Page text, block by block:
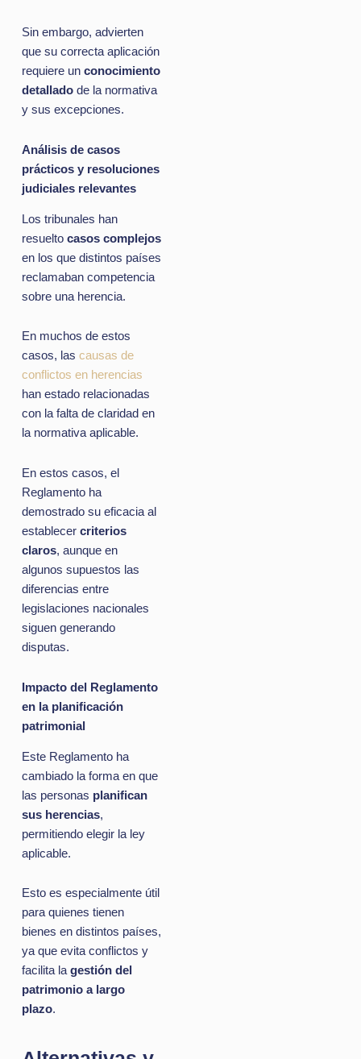
Sin embargo, advierten
que su correcta aplicación
requiere un conocimiento
detalladode la normativa
y sus excepciones.
Análisis de casos
prácticos y resoluciones
judiciales relevantes
Los tribunales han
resuelto casos complejos
en los que distintos países
reclamaban competencia
sobre una herencia.
En muchos de estos
casos, las causas de
conflictos en herencias
han estado relacionadas
con la falta de claridad en
la normativa aplicable.
En estos casos, el
Reglamento ha
demostrado su eficacia al
establecer criterios
claros, aunque en
algunos supuestos las
diferencias entre
legislaciones nacionales
siguen generando
disputas.
Impacto del Reglamento
en la planificación
patrimonial
Este Reglamento ha
cambiado la forma en que
las personas planifican
sus herencias,
permitiendo elegir la ley
aplicable.
Esto es especialmente útil
para quienes tienen
bienes en distintos países,
ya que evita conflictos y
facilita lagestión del
patrimonio a largo
plazo.